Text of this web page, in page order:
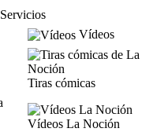
Servicios
Vídeos
Tiras cómicas
Vídeos La Noción